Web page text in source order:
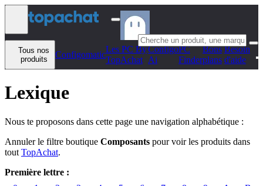
Aller au contenu
Tous nos
produits
Configomatic
Les PC By
TopAchat
Configo
Ai
PC
Finder
Bons
plans
Besoin
d'aide
Lexique
Nous te proposons dans cette page une navigation alphabétique :
Annuler le filtre boutique Composants pour voir les produits dans
tout TopAchat.
Première lettre :